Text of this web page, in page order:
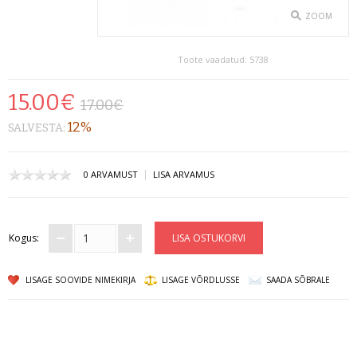
VARUOSAD JA LISATARVIKUD
VESIPIIBU TUBAKAS
SPECTRUM
TULEMASINAD
ZOOM
Toote vaadatud: 5738
15.00€ 17.00€
SALVESTA:12%
0 ARVAMUST | LISA ARVAMUS
Kogus:
LISAGE SOOVIDE NIMEKIRJA LISAGE VÕRDLUSSE SAADA SÕBRALE